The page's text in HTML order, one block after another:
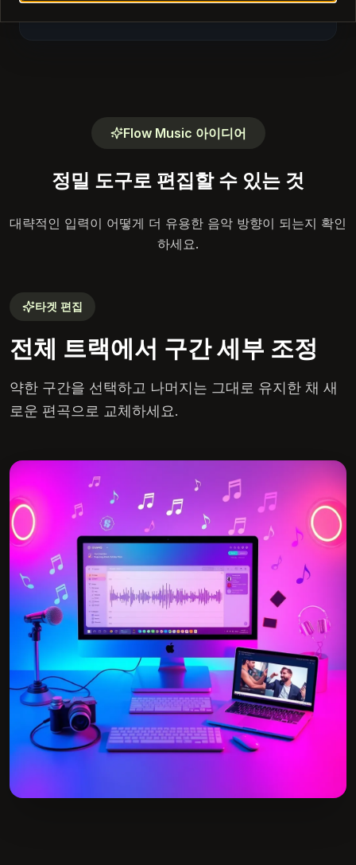
을 하거나 최종 결과를 내보내세요.
Flow Music 아이디어
정밀 도구로 편집할 수 있는 것
대략적인 입력이 어떻게 더 유용한 음악 방향이 되는지 확인
하세요.
타겟 편집
전체 트랙에서 구간 세부 조정
약한 구간을 선택하고 나머지는 그대로 유지한 채 새
로운 편곡으로 교체하세요.